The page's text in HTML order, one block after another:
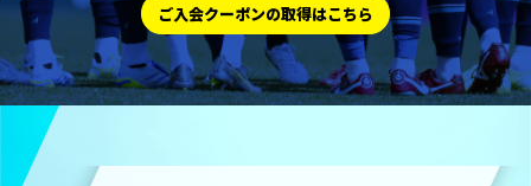
ご入会クーポンの取得はこちら